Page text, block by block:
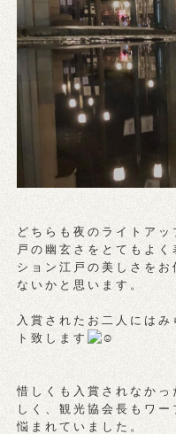
どちらも夜のライトア
戸の幽玄さをとてもよ
ション江戸の美しさを
ないかと思います。
入賞されたお二人には
ト致します
惜しくも入賞されなかっ
しく、観光協会長もワ
悩まれていました。